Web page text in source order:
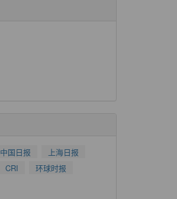
中国日报
上海日报
CRI
环球时报